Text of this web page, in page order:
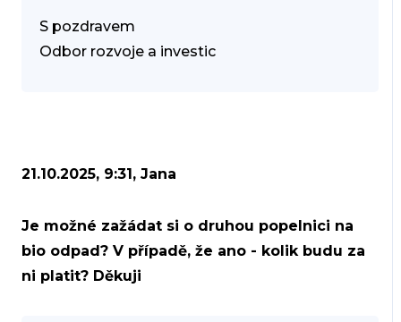
S pozdravem
Odbor rozvoje a investic
21.10.2025, 9:31, Jana
Je možné zažádat si o druhou popelnici na
bio odpad? V případě, že ano - kolik budu za
ni platit? Děkuji